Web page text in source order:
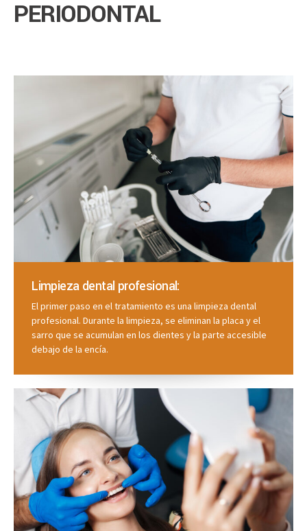
PERIODONTAL
Limpieza dental profesional:
El primer paso en el tratamiento es una limpieza dental
profesional. Durante la limpieza, se eliminan la placa y el
sarro que se acumulan en los dientes y la parte accesible
debajo de la encía.